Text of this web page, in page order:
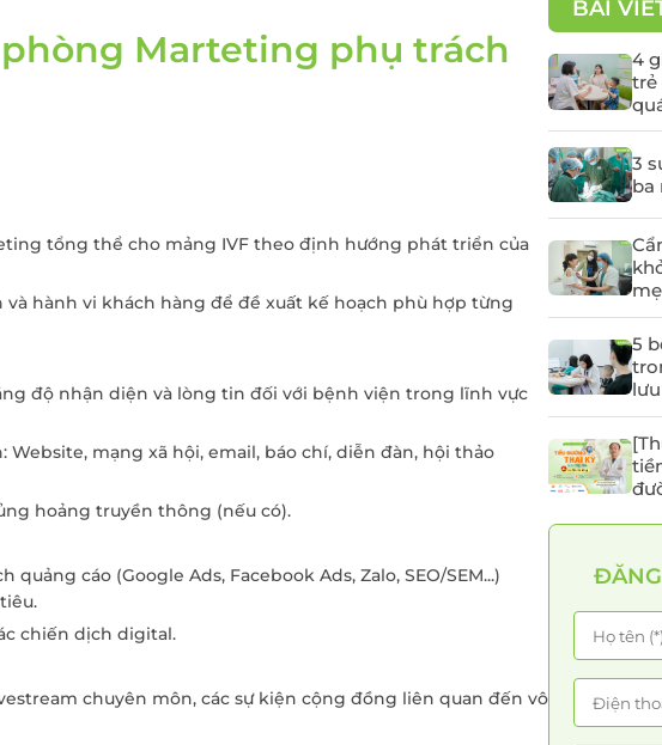
thư đại
Điều trị viêm lộ tuyến
cổ tử cung
Cấy que tránh thai
Tiêm chủng cho trẻ em
Gói xét nghiệm vi chất
dinh dưỡng
Điều trị hiếm muộn -
Hỗ trợ sinh sản
Marteting phụ trách
tổng thể cho mảng IVF theo định hướng phát triển của
hành vi khách hàng để đề xuất kế hoạch phù hợp từng
độ nhận diện và lòng tin đối với bệnh viện trong lĩnh vực
mạng xã hội, email, báo chí, diễn đàn, hội thảo
hoảng truyền thông (nếu có).
cáo (Google Ads, Facebook Ads, Zalo, SEO/SEM...)
chiến dịch digital.
chuyên môn, các sự kiện cộng đồng liên quan đến vô
BÀI
4
trẻ
3
ba
5